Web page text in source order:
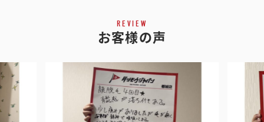
REVIEW
お客様の声